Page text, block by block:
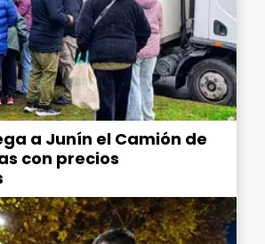
a Junín el Camión de
con precios